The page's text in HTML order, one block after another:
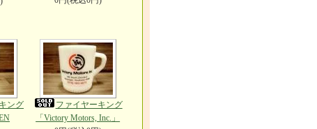
ング
ファイヤーキング
「Victory Motors, Inc.」